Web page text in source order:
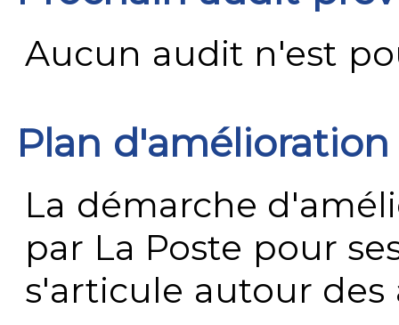
Aucun audit n'est
Plan
La démarche
par La Poste pour
s'articule autour des